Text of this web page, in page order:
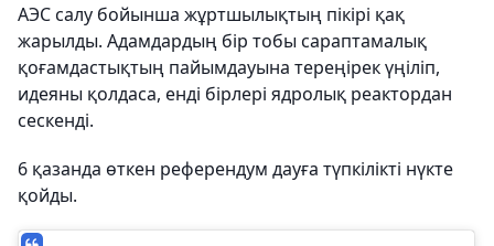
АЭС салу бойынша жұртшылықтың пікірі қақ
жарылды. Адамдардың бір тобы сараптамалық
қоғамдастықтың пайымдауына тереңірек үңіліп,
идеяны қолдаса, енді бірлері ядролық реактордан
сескенді.
6 қазанда өткен референдум дауға түпкілікті нүкте
қойды.